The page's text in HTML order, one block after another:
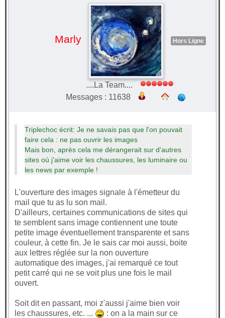
Marly Hors Ligne
....La Team....
Messages : 11638
Triplechoc écrit: Je ne savais pas que l'on pouvait
faire cela : ne pas ouvrir les images
Mais bon, après cela me dérangerait sur d'autres
sites où j'aime voir les chaussures, les luminaire ou
les news par exemple !
L'ouverture des images signale à l'émetteur du
mail que tu as lu son mail.
D'ailleurs, certaines communications de sites qui
te semblent sans image contiennent une toute
petite image éventuellement transparente et sans
couleur, à cette fin. Je le sais car moi aussi, boite
aux lettres réglée sur la non ouverture
automatique des images, j'ai remarqué ce tout
petit carré qui ne se voit plus une fois le mail
ouvert.
Soit dit en passant, moi z'aussi j'aime bien voir
les chaussures, etc. ...
: on a la main sur ce